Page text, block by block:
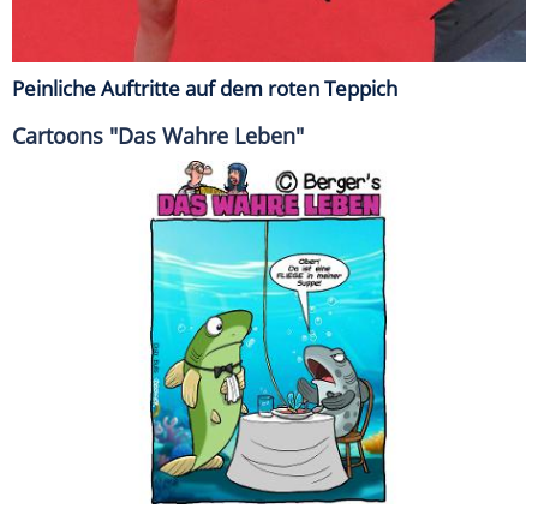
Peinliche Auftritte auf dem roten Teppich
Cartoons "Das Wahre Leben"